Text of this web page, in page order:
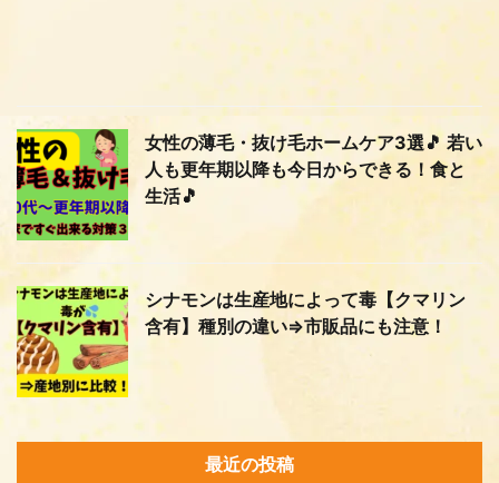
女性の薄毛・抜け毛ホームケア3選🎵 若い
人も更年期以降も今日からできる！食と
生活🎵
シナモンは生産地によって毒【クマリン
含有】種別の違い⇒市販品にも注意！
最近の投稿